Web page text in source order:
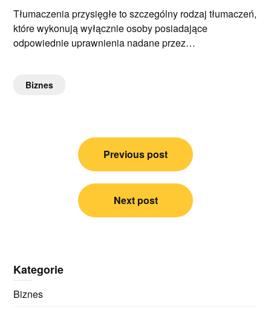
Tłumaczenia przysięgłe to szczególny rodzaj tłumaczeń,
które wykonują wyłącznie osoby posiadające
odpowiednie uprawnienia nadane przez…
Biznes
Nawigacja
Previous post
Next post
Kategorie
Biznes